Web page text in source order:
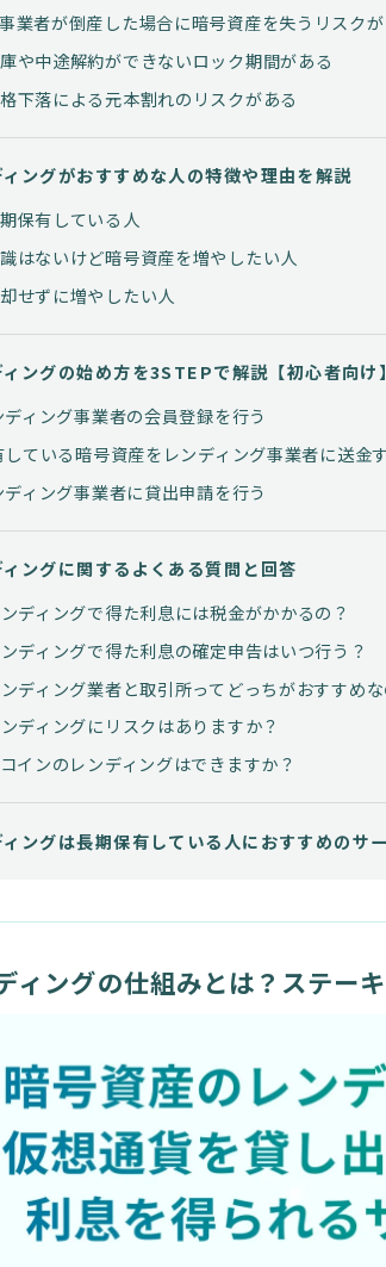
業者が倒産した場合に暗号資産を失うリスクが
や中途解約ができないロック期間がある
下落による元本割れのリスクがある
ングがおすすめな人の特徴や理由を解説
保有している人
はないけど暗号資産を増やしたい人
せずに増やしたい人
ングの始め方を3STEPで解説【初心者向け】
ィング事業者の会員登録を行う
ている暗号資産をレンディング事業者に送金
ィング事業者に貸出申請を行う
ングに関するよくある質問と回答
ディングで得た利息には税金がかかるの？
ディングで得た利息の確定申告はいつ行う？
ディング業者と取引所ってどっちがおすすめな
ディングにリスクはありますか？
インのレンディングはできますか？
ングは長期保有している人におすすめのサ
ィングの仕組みとは？ステー